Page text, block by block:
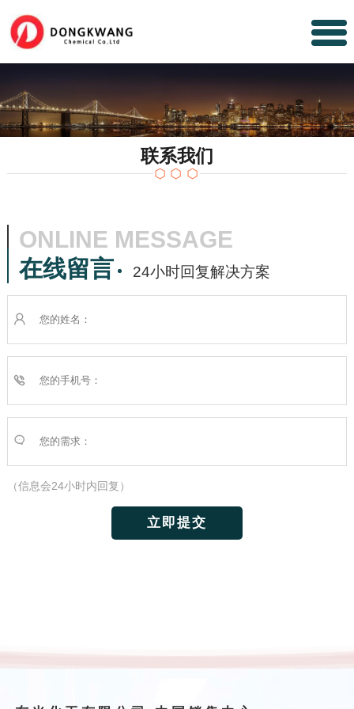
联系我们
ONLINE MESSAGE
在线留言
24小时回复解决方案
（信息会24小时内回复）
立即提交